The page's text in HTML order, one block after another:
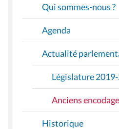
T
O
Qui sommes-nous ?
Agenda
Actualité
Législature
Anciens
Historique